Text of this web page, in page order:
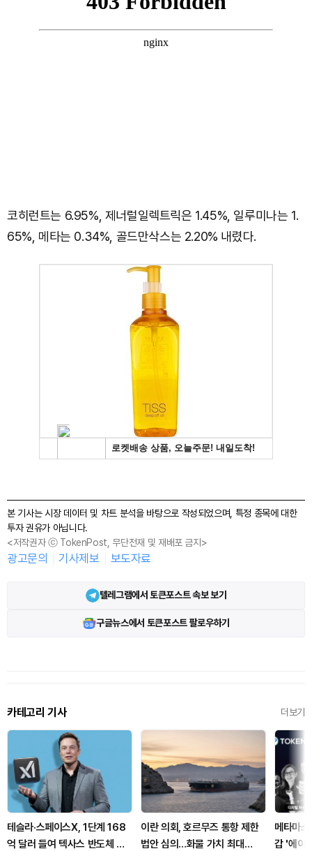
코히런트는 6.95%, 제너럴일렉트릭은 1.45%, 일루미나는 1.
65%, 메타는 0.34%, 골드만삭스는 2.20% 내렸다.
본 기사는 시장 데이터 및 차트 분석을 바탕으로 작성되었으며, 특정 종목에 대한
투자 권유가 아닙니다.
<저작권자 ⓒ TokenPost, 무단전재 및 재배포 금지>
광고문의 기사제보 보도자료
텔레그램에서 토큰포스트 속보 보기
구글뉴스에서 토큰포스트 팔로우하기
카테고리 기사 더보기
테슬라·스페이스X, 1단계 168
억 달러 들여 텍사스 반도체 공
이란 의회, 호르무즈 통항 제한
법안 심의…화물 가치 최대
메타마
갑 '에이